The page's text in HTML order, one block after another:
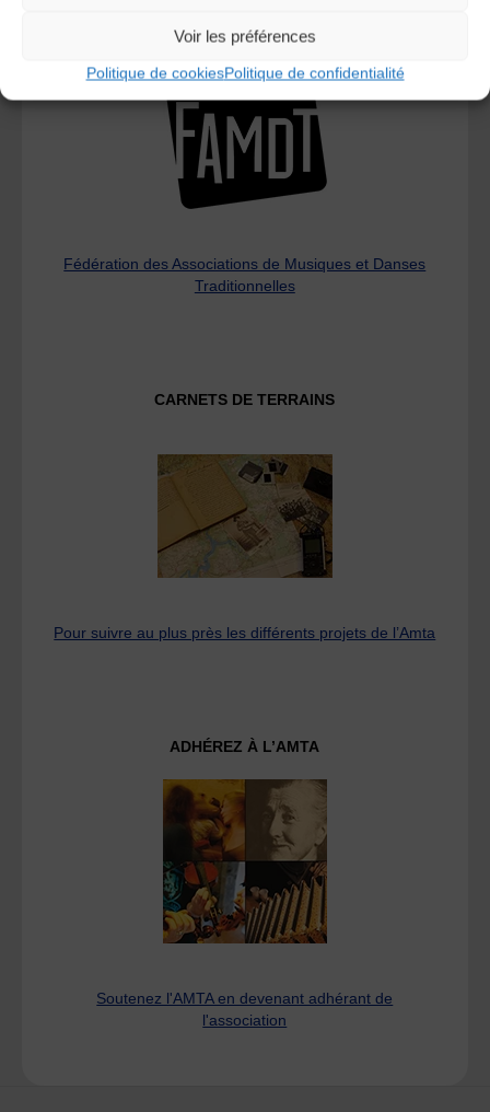
Voir les préférences
Politique de cookiesPolitique de confidentialité
Fédération des Associations de Musiques et Danses
Traditionnelles
CARNETS DE TERRAINS
Pour suivre au plus près les différents projets de l’Amta
ADHÉREZ À L’AMTA
Soutenez l'AMTA en devenant adhérant de
l'association